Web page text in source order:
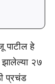
हे
झालेल्या २७
प्रचंड